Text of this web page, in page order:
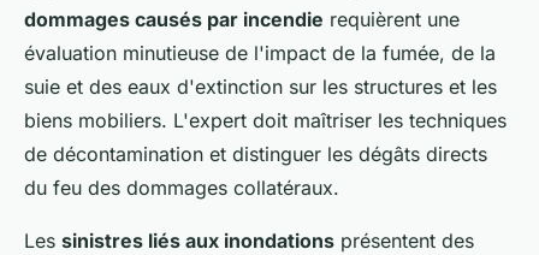
dommages causés par incendie requièrent une
évaluation minutieuse de l'impact de la fumée, de la
suie et des eaux d'extinction sur les structures et les
biens mobiliers. L'expert doit maîtriser les techniques
de décontamination et distinguer les dégâts directs
du feu des dommages collatéraux.
Les sinistres liés aux inondations présentent des